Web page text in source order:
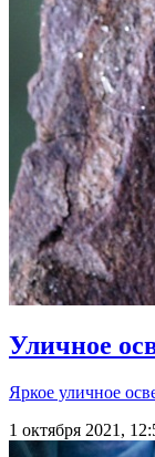
Уличное
Яркое уличное
1 октября 2021,